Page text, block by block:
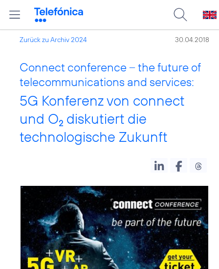
Zurück zu Archiv 2024 30.04.2018
Connect conference – the future of
telecommunications and services:
5G Konferenz von connect
und O2 diskutiert die
technologische Zukunft